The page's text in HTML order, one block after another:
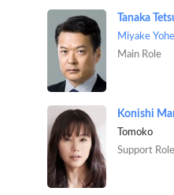
Tanaka
Miyake
Main Role
Tomoko
Support Role